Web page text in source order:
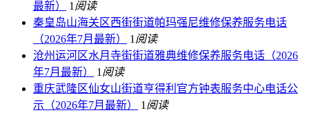
最新）
1 阅读
秦皇岛山海关区西街街道帕玛强尼维修保养服务电话
（2026年7月最新）
1 阅读
沧州运河区水月寺街街道雅典维修保养服务电话（2026
年7月最新）
1 阅读
重庆武隆区仙女山街道亨得利官方钟表服务中心电话公
示（2026年7月最新）
1 阅读